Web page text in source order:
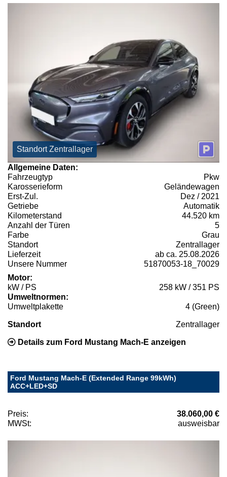
Standort Zentrallager
Allgemeine Daten:
Fahrzeugtyp
Pkw
Karosserieform
Geländewagen
Erst-Zul.
Dez / 2021
Getriebe
Automatik
Kilometerstand
44.520 km
Anzahl der Türen
5
Farbe
Grau
Standort
Zentrallager
Lieferzeit
ab ca. 25.08.2026
Unsere Nummer
51870053-18_70029
Motor:
kW / PS
258 kW / 351 PS
Umweltnormen:
Umweltplakette
4 (Green)
Standort Zentrallager
Details zum Ford Mustang Mach-E anzeigen
Ford Mustang Mach-E (Extended Range 99kWh)
ACC+LED+SD
Preis:
38.060,00 €
MWSt:
ausweisbar